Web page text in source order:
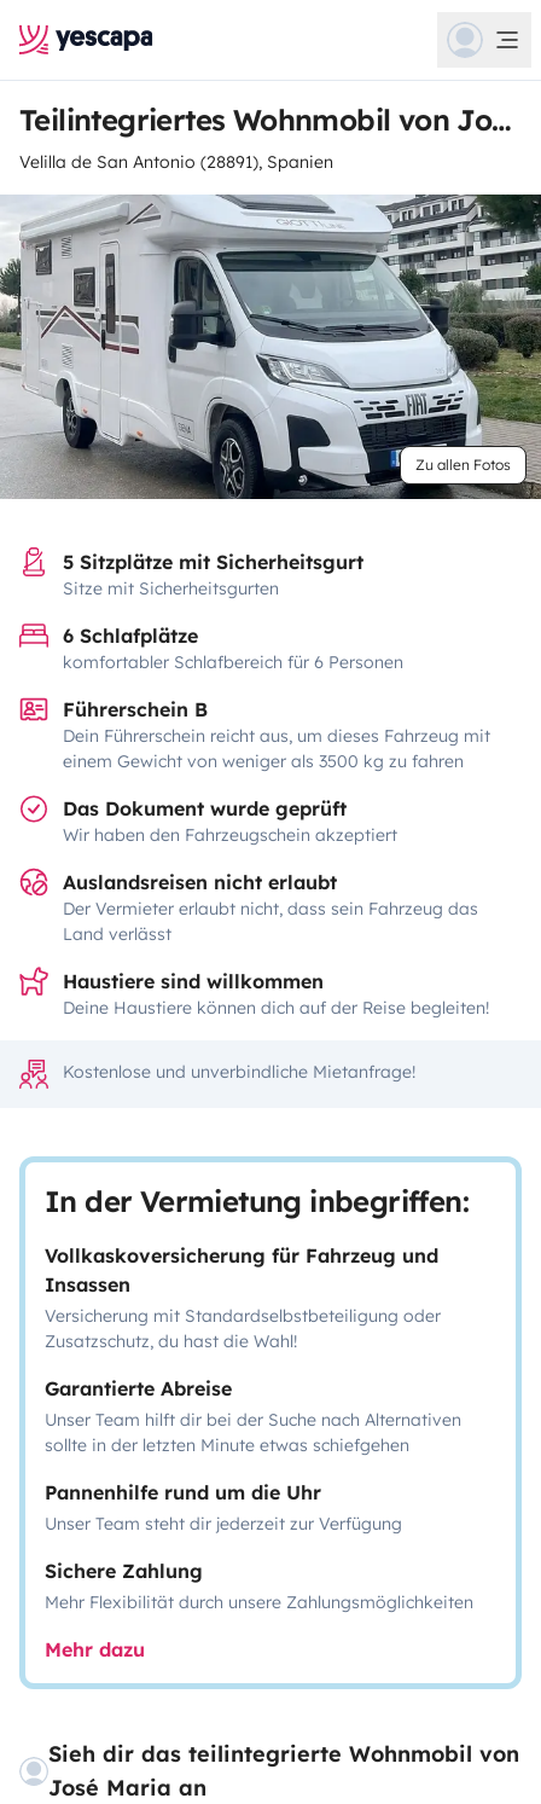
Teilintegriertes Wohnmobil von José Maria
Velilla de San Antonio (28891), Spanien
Zu allen Fotos
5 Sitzplätze mit Sicherheitsgurt
Sitze mit Sicherheitsgurten
6 Schlafplätze
komfortabler Schlafbereich für 6 Personen
Führerschein B
Dein Führerschein reicht aus, um dieses Fahrzeug mit
einem Gewicht von weniger als 3500 kg zu fahren
Das Dokument wurde geprüft
Wir haben den Fahrzeugschein akzeptiert
Auslandsreisen nicht erlaubt
Der Vermieter erlaubt nicht, dass sein Fahrzeug das
Land verlässt
Haustiere sind willkommen
Deine Haustiere können dich auf der Reise begleiten!
Kostenlose und unverbindliche Mietanfrage!
In der Vermietung inbegriffen:
Vollkaskoversicherung für Fahrzeug und
Insassen
Versicherung mit Standardselbstbeteiligung oder
Zusatzschutz, du hast die Wahl!
Garantierte Abreise
Unser Team hilft dir bei der Suche nach Alternativen
sollte in der letzten Minute etwas schiefgehen
Pannenhilfe rund um die Uhr
Unser Team steht dir jederzeit zur Verfügung
Sichere Zahlung
Mehr Flexibilität durch unsere Zahlungsmöglichkeiten
Mehr dazu
Sieh dir das teilintegrierte Wohnmobil von
José Maria an